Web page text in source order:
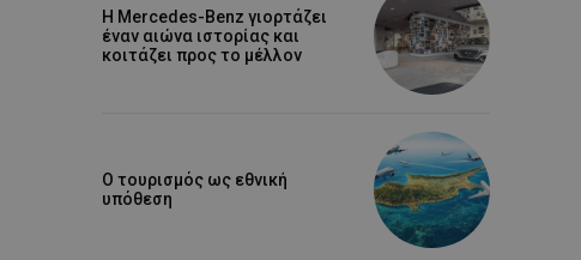
Η Mercedes-Benz γιορτάζει
έναν αιώνα ιστορίας και
κοιτάζει προς το μέλλον
Ο τουρισμός ως εθνική
υπόθεση